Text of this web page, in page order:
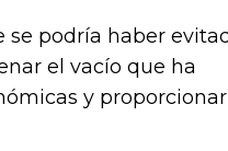
se podría haber
el vacío que ha
y proporcionar